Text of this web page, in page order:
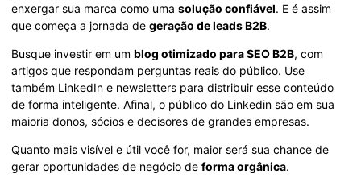
enxergar sua marca como uma solução confiável. E é assim
que começa a jornada de geração de leads B2B.
Busque investir em um blog otimizado para SEO B2B, com
artigos que respondam perguntas reais do público. Use
também LinkedIn e newsletters para distribuir esse conteúdo
de forma inteligente. Afinal, o público do Linkedin são em sua
maioria donos, sócios e decisores de grandes empresas.
Quanto mais visível e útil você for, maior será sua chance de
gerar oportunidades de negócio de forma orgânica.